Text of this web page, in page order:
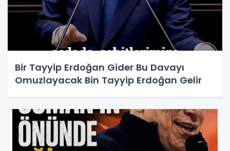
Bir Tayyip Erdoğan Gider Bu Davayı
Omuzlayacak Bin Tayyip Erdoğan Gelir